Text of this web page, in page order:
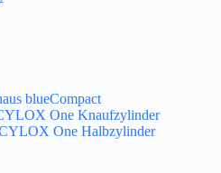
blueCompact
One Knaufzylinder
One Halbzylinder